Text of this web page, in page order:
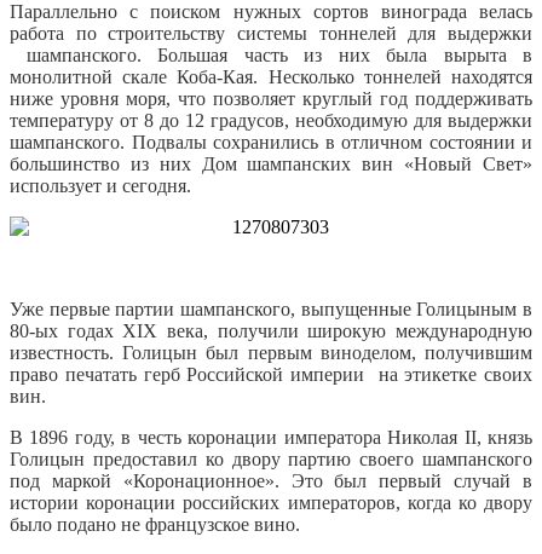
Параллельно с поиском нужных сортов винограда велась
работа по строительству системы тоннелей для выдержки
шампанского. Большая часть из них была вырыта в
монолитной скале Коба-Кая. Несколько тоннелей находятся
ниже уровня моря, что позволяет круглый год поддерживать
температуру от 8 до 12 градусов, необходимую для выдержки
шампанского. Подвалы сохранились в отличном состоянии и
большинство из них Дом шампанских вин «Новый Свет»
использует и сегодня.
Уже первые партии шампанского, выпущенные Голицыным в
80-ых годах XIX века, получили широкую международную
известность. Голицын был первым виноделом, получившим
право печатать герб Российской империи на этикетке своих
вин.
В 1896 году, в честь коронации императора Николая II, князь
Голицын предоставил ко двору партию своего шампанского
под маркой «Коронационное». Это был первый случай в
истории коронации российских императоров, когда ко двору
было подано не французское вино.